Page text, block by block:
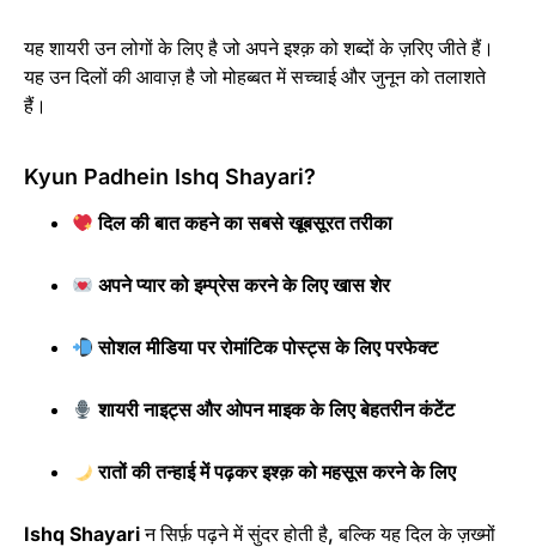
यह शायरी उन लोगों के लिए है जो अपने इश्क़ को शब्दों के ज़रिए जीते हैं।
यह उन दिलों की आवाज़ है जो मोहब्बत में सच्चाई और जुनून को तलाशते
हैं।
Kyun Padhein Ishq Shayari?
दिल की बात कहने का सबसे खूबसूरत तरीका
अपने प्यार को इम्प्रेस करने के लिए खास शेर
सोशल मीडिया पर रोमांटिक पोस्ट्स के लिए परफेक्ट
शायरी नाइट्स और ओपन माइक के लिए बेहतरीन कंटेंट
रातों की तन्हाई में पढ़कर इश्क़ को महसूस करने के लिए
Ishq Shayariन सिर्फ़ पढ़ने में सुंदर होती है, बल्कि यह दिल के ज़ख्मों